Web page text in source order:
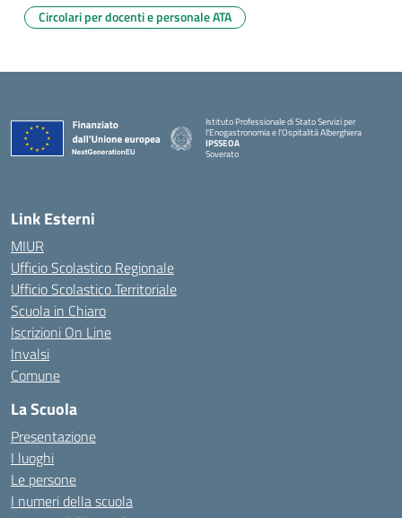
Circolari per docenti e personale ATA
Istituto Professionale di Stato Servizi per
l'Enogastronomia e l'Ospitalità Alberghiera
IPSSEOA
Soverato
Link Esterni
MIUR
Ufficio Scolastico Regionale
Ufficio Scolastico Territoriale
Scuola in Chiaro
Iscrizioni On Line
Invalsi
Comune
La Scuola
Presentazione
I luoghi
Le persone
I numeri della scuola